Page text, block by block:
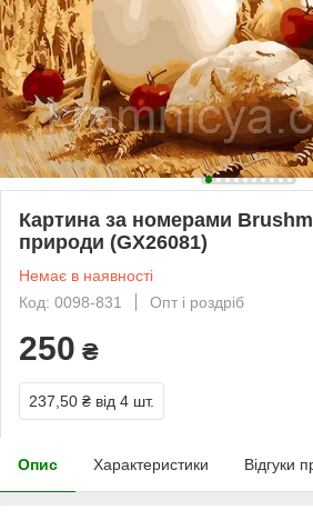
Картина за номерами
природи (GX26081)
Немає в наявності
Код: 0098-831
Опт і роздріб
250 ₴
237,50 ₴ від 4 шт.
Опис Характеристики Відгуки